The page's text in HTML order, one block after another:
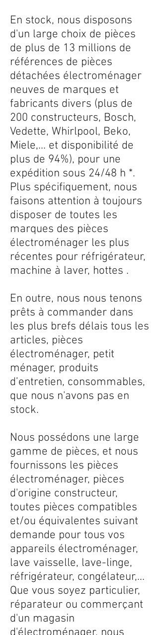
En stock, nous disposons
d'un large choix de pièces
de plus de 13 millions de
références de pièces
détachées électroménager
neuves de marques et
fabricants divers (plus de
200 constructeurs, Bosch,
Vedette, Whirlpool, Beko,
Miele,... et disponibilité de
plus de 94%), pour une
expédition sous 24/48 h *.
Plus spécifiquement, nous
faisons attention à toujours
disposer de toutes les
marques des pièces
électroménager les plus
récentes pour réfrigérateur,
machine à laver, hottes .
En outre, nous nous tenons
prêts à commander dans
les plus brefs délais tous les
articles, pièces
électroménager, petit
ménager, produits
d’entretien, consommables,
que nous n'avons pas en
stock.
Nous possédons une large
gamme de pièces, et nous
fournissons les pièces
électroménager, pièces
d'origine constructeur,
toutes pièces compatibles
et/ou équivalentes suivant
demande pour tous vos
appareils électroménager,
lave vaisselle, lave-linge,
réfrigérateur, congélateur,...
Que vous soyez particulier,
réparateur ou commerçant
d'un magasin